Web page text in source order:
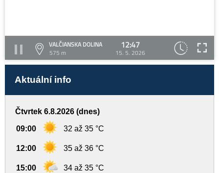
VALČIANSKA DOLINA
575 m
12:47
15. 5. 2026
Aktuální info
Čtvrtek 6.8.2026 (dnes)
09:00 32 až 35 °C
12:00 35 až 36 °C
15:00 34 až 35 °C